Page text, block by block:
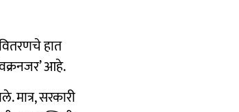
हात
आहे.
मात्र, सरकारी